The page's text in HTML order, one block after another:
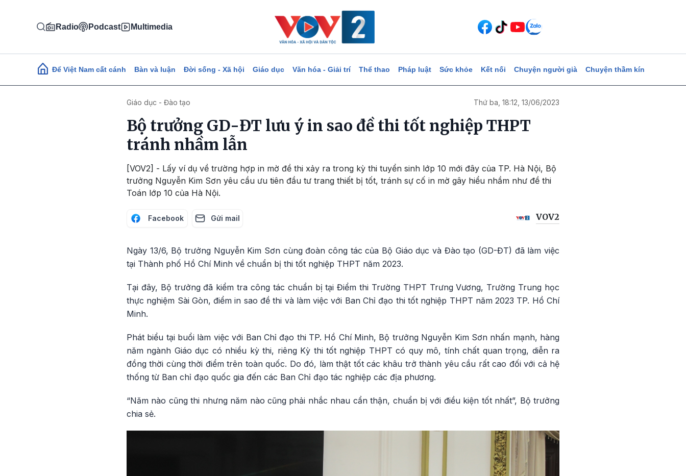
Radio Podcast Multimedia
Main navigation
Để Việt Nam cất cánh Bàn và luận Đời sống - Xã hội Giáo dục Văn hóa - Giải trí Thể thao Pháp luật Sức khỏe Kết nối Chuyện người già Chuyện thầm kín
Giáo dục - Đào tạo Thứ ba, 18:12, 13/06/2023
Bộ trưởng GD-ĐT lưu ý in sao đề thi tốt nghiệp THPT
tránh nhầm lẫn
[VOV2] - Lấy ví dụ về trường hợp in mờ đề thi xảy ra trong kỳ thi tuyển sinh lớp 10 mới đây của TP. Hà Nội, Bộ
trưởng Nguyễn Kim Sơn yêu cầu ưu tiên đầu tư trang thiết bị tốt, tránh sự cố in mờ gây hiểu nhầm như đề thi
Toán lớp 10 của Hà Nội.
Facebook Gửi mail VOV2
Ngày 13/6, Bộ trưởng Nguyễn Kim Sơn cùng đoàn công tác của Bộ Giáo dục và Đào tạo (GD-ĐT) đã làm việc
tại Thành phố Hồ Chí Minh về chuẩn bị thi tốt nghiệp THPT năm 2023.
Tại đây, Bộ trưởng đã kiểm tra công tác chuẩn bị tại Điểm thi Trường THPT Trưng Vương, Trường Trung học
thực nghiệm Sài Gòn, điểm in sao đề thi và làm việc với Ban Chỉ đạo thi tốt nghiệp THPT năm 2023 TP. Hồ Chí
Minh.
Phát biểu tại buổi làm việc với Ban Chỉ đạo thi TP. Hồ Chí Minh, Bộ trưởng Nguyễn Kim Sơn nhấn mạnh, hàng
năm ngành Giáo dục có nhiều kỳ thi, riêng Kỳ thi tốt nghiệp THPT có quy mô, tính chất quan trọng, diễn ra
đồng thời cùng thời điểm trên toàn quốc. Do đó, làm thật tốt các khâu trở thành yêu cầu rất cao đối với cả hệ
thống từ Ban chỉ đạo quốc gia đến các Ban Chỉ đạo tác nghiệp các địa phương.
“Năm nào cũng thi nhưng năm nào cũng phải nhắc nhau cẩn thận, chuẩn bị với điều kiện tốt nhất”, Bộ trưởng
chia sẻ.